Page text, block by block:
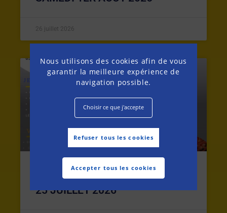
Nous utilisons des cookies afin de vous
garantir la meilleure expérience de
navigation possible.
Choisir ce que j'accepte
Refuser tous les cookies
Accepter tous les cookies
26 juillet 2026
MENU DE LA SEMAINE
MENU DU LUNDI 20 AU SAMEDI
25 JUILLET 2026